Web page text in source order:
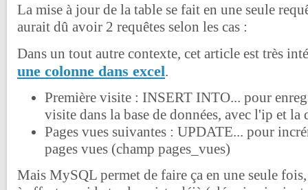
La mise à jour de la table se fait en une seule
aurait dû avoir 2 requêtes selon les cas :
Dans un tout autre contexte, cet article est très
une colonne dans excel.
Première visite : INSERT INTO... pour
visite dans la base de données, avec l'ip et la
Pages vues suivantes : UPDATE... pour
pages vues (champ pages_vues)
Mais MySQL permet de faire ça en une seule